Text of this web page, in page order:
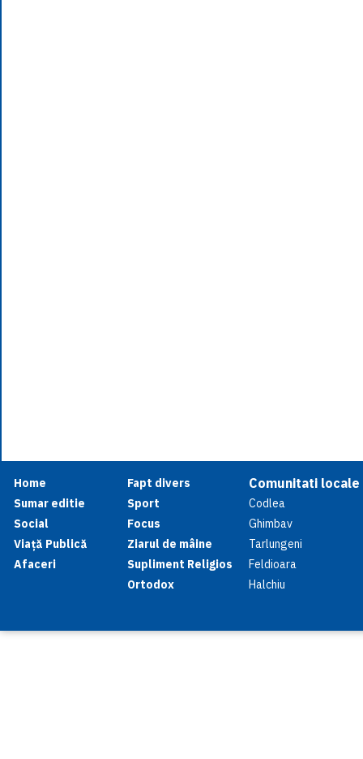
Home
Sumar editie
Social
Viață Publică
Afaceri
Fapt divers
Sport
Focus
Ziarul de mâine
Supliment Religios
Ortodox
Comunitati locale
Codlea
Ghimbav
Tarlungeni
Feldioara
Halchiu